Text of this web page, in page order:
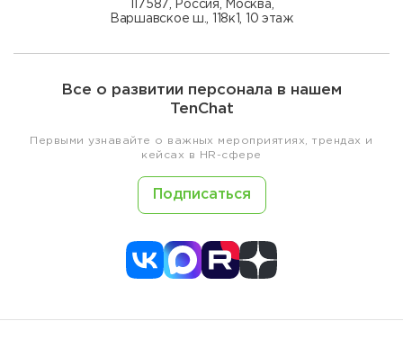
117587, Россия, Москва,
Варшавское ш., 118к1, 10 этаж
Все о развитии персонала в нашем
TenChat
Первыми узнавайте о важных мероприятиях, трендах и
кейсах в HR-сфере
Подписаться